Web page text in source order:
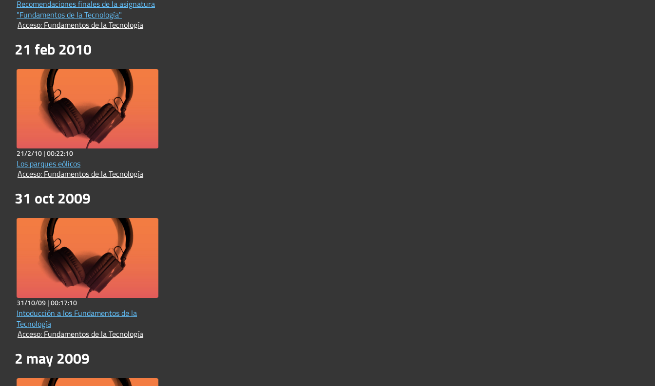
Recomendaciones finales de la asignatura
"Fundamentos de la Tecnología"
Acceso: Fundamentos de la Tecnología
21 feb 2010
21/2/10 |00:22:10
Los parques eólicos
Acceso: Fundamentos de la Tecnología
31 oct 2009
31/10/09 |00:17:10
Intoducción a los Fundamentos de la
Tecnología
Acceso: Fundamentos de la Tecnología
2 may 2009